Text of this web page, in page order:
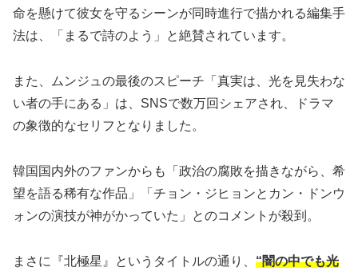
命を懸けて彼女を守るシーンが同時進行で描かれる編集手
法は、「まるで詩のよう」と絶賛されています。
また、ムンジュの最後のスピーチ「真実は、光を見失わな
い者の手にある」は、SNSで数万回シェアされ、ドラマ
の象徴的なセリフとなりました。
韓国国内外のファンからも「政治の腐敗を描きながら、希
望を語る稀有な作品」「チョン・ジヒョンとカン・ドンウ
ォンの演技が神がかっていた」とのコメントが殺到。
まさに『北極星』というタイトルの通り、 “闇の中でも光